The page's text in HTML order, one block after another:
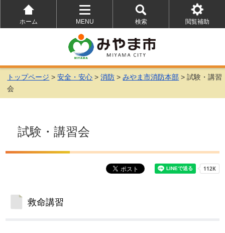
ホーム
MENU
を
開
く
検索
を
開
く
閲覧補助
を
トップページ >安全・安心 >消防 >みやま市消防本部 > 試験・講習
会
試験・講習会
救命講習